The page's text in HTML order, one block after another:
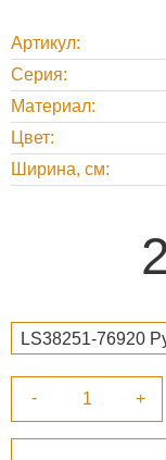
Артикул
Серия
Материал
Цвет
Ширина, cм
LS38251-76920